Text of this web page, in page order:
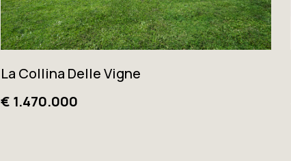
La Collina Delle Vigne
€ 1.470.000